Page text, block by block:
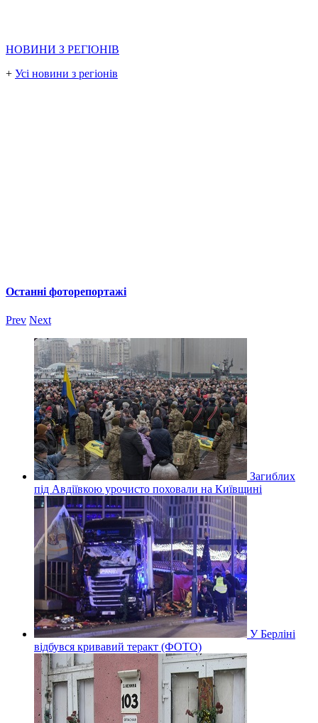
НОВИНИ З РЕГІОНІВ
+ Усі новини з регіонів
Останні фоторепортажі
Prev Next
Загиблих
під Авдіївкою урочисто поховали на Київщині
У Берліні
відбувся кривавий теракт (ФОТО)